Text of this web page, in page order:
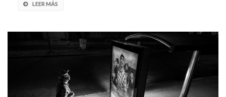
LEER MÁS